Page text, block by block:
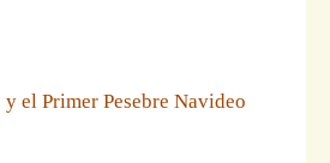
el Primer Pesebre Navideo